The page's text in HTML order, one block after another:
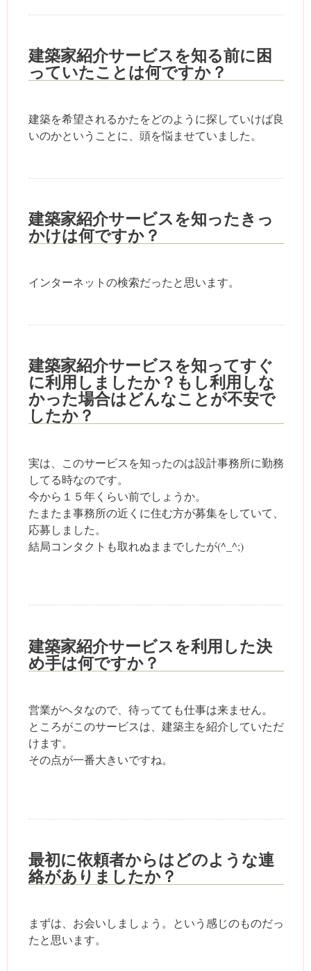
建築家紹介サービスを知る前に困
っていたことは何ですか？
建築を希望されるかたをどのように探していけば良
いのかということに、頭を悩ませていました。
建築家紹介サービスを知ったきっ
かけは何ですか？
インターネットの検索だったと思います。
建築家紹介サービスを知ってすぐ
に利用しましたか？もし利用しな
かった場合はどんなことが不安で
したか？
実は、このサービスを知ったのは設計事務所に勤務
してる時なのです。
今から１５年くらい前でしょうか。
たまたま事務所の近くに住む方が募集をしていて、
応募しました。
結局コンタクトも取れぬままでしたが(^_^;)
建築家紹介サービスを利用した決
め手は何ですか？
営業がヘタなので、待ってても仕事は来ません。
ところがこのサービスは、建築主を紹介していただ
けます。
その点が一番大きいですね。
最初に依頼者からはどのような連
絡がありましたか？
まずは、お会いしましょう。という感じのものだっ
たと思います。